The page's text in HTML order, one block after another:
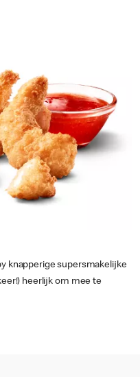
knapperige supersmakelijke
heerlijk om mee te